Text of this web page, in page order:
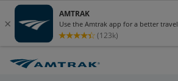
Contenido
Navegación